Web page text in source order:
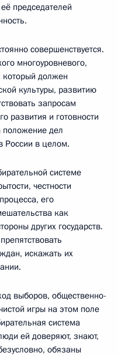
председателей
совершенствуется.
многоуровневого,
который должен
культуры, развитию
запросам
развития и готовности
положение дел
России в целом.
системе
честности
его
как
других государств.
искажать их
выборов, общественно-
игры на этом поле
система
ей доверяют, знают,
обязаны